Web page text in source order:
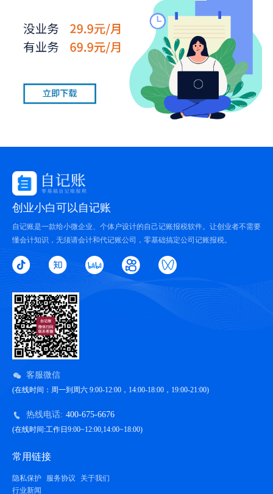
创业小白可以自记账
自记账是一款给小微企业、个体户设计的自己记账报税软件。让创业者不需要
懂会计知识，无须请会计和代记账公司，零基础搞定公司记账报税。
客服微信
(在线时间：周一到周六 9:00-12:00，14:00-18:00，19:00-21:00)
热线电话: 400-675-6676
(在线时间:工作日9:00~12:00,14:00~18:00)
常用链接
隐私保护 服务协议
关于我们
行业新闻